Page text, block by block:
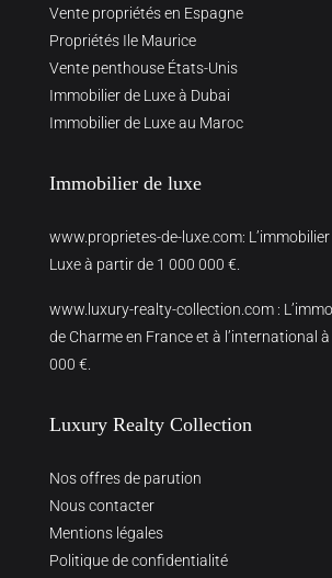
Vente propriétés en Espagne
Propriétés Ile Maurice
Vente penthouse États-Unis
Immobilier de Luxe à Dubai
Immobilier de Luxe au Maroc
Immobilier de luxe
www.proprietes-de-luxe.com:
Luxe à partir de 1 000 000 €.
www.luxury-realty-collection.com :
de Charme en France et à l’international
000 €.
Luxury Realty Collection
Nos offres de parution
Nous contacter
Mentions légales
Politique de confidentialité